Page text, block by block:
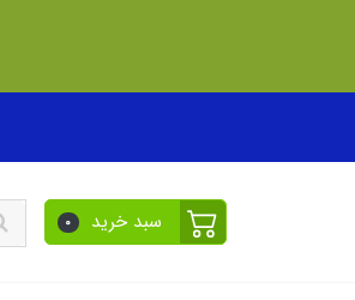
سبد خرید 0